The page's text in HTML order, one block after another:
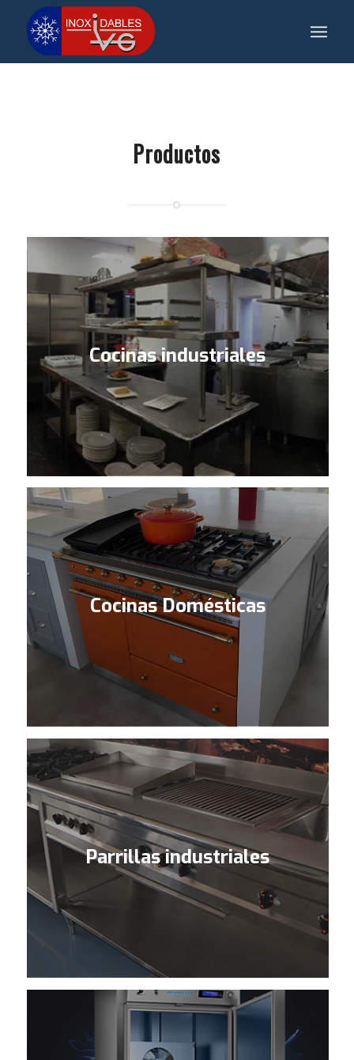
Productos
Cocinas industriales
Cocinas Domésticas
Parrillas industriales